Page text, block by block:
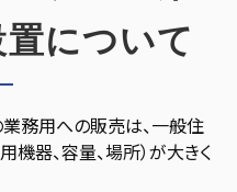
について
務用への販売は、一般住
器、容量、場所）が大きく